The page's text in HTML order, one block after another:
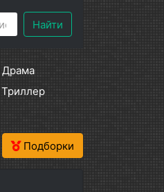
Найти
Драма
Триллер
Подборки